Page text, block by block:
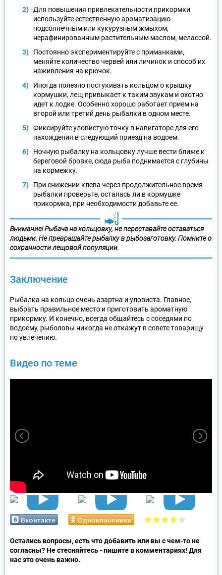
Для повышения привлекательности прикормки
используйте естественную ароматизацию
подсолнечным или кукурузным жмыхом,
нерафинированным растительным маслом, мелассой.
Постоянно экспериментируйте с приманками,
меняйте количество червей или личинок и способ их
наживления на крючок.
Иногда полезно постукивать кольцом о крышку
кормушки, лещ привыкает к таким звукам и охотно
идет к лодке. Особенно хорошо работает прием на
второй или третий день рыбалки в одном месте.
Фиксируйте уловистую точку в навигаторе для его
нахождения в следующий приезд на водоем.
Ночную рыбалку на кольцовку лучше вести ближе к
береговой бровке, сюда рыба поднимается с глубины
на кормежку.
При снижении клева через продолжительное время
рыбалки проверьте, осталась ли в кормушке
прикормка, при необходимости добавьте ее.
Внимание! Рыбача на кольцовку, не переставайте оставаться
людьми. Не превращайте рыбалку в рыбозаготовку. Помните о
сохранности лещовой популяции.
Заключение
Рыбалка на кольцо очень азартна и уловиста. Главное,
выбрать правильное место и приготовить ароматную
прикормку. И конечно, всегда общайтесь с соседями по
водоему, рыболовы никогда не откажут в совете товарищу
по увлечению.
Видео по теме
Вконтакте Одноклассники
Остались вопросы, есть что добавить или вы с чем-то не
согласны? Не стесняйтесь - пишите в комментариях! Для
нас это очень важно.